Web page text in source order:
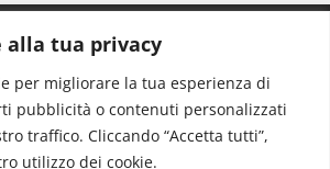
alla tua privacy
per migliorare la tua esperienza di
pubblicità o contenuti personalizzati
traffico. Cliccando “Accetta tutti”,
utilizzo dei cookie.